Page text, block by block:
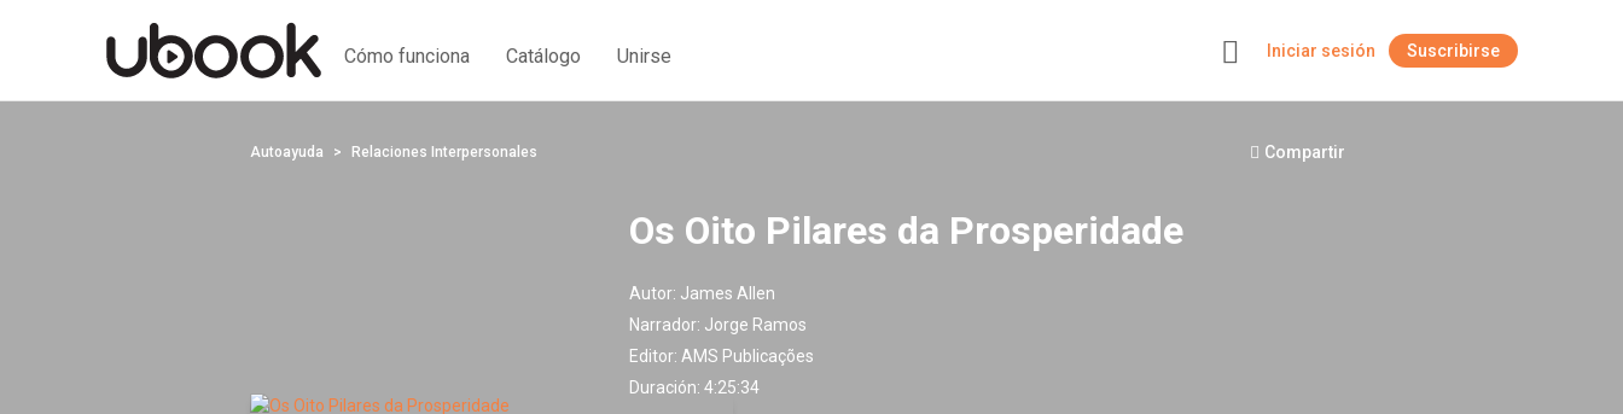
Cómo funciona Catálogo Unirse Iniciar sesión Suscribirse
Autoayuda Relaciones Interpersonales Compartir
Os Oito Pilares da Prosperidade
Autor: James Allen
Narrador: Jorge Ramos
Editor: AMS Publicações
Duración: 4:25:34